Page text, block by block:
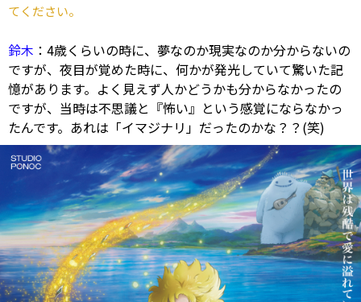
てください。
鈴木 ：4歳くらいの時に、夢なのか現実なのか分からないの
ですが、夜目が覚めた時に、何かが発光していて驚いた記
憶があります。よく見えず人かどうかも分からなかったの
ですが、当時は不思議と『怖い』という感覚にならなかっ
たんです。あれは「イマジナリ」だったのかな？？(笑)